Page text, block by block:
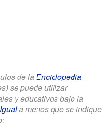
de la Enciclopedia
se puede utilizar
y educativos bajo la
a menos que se indique